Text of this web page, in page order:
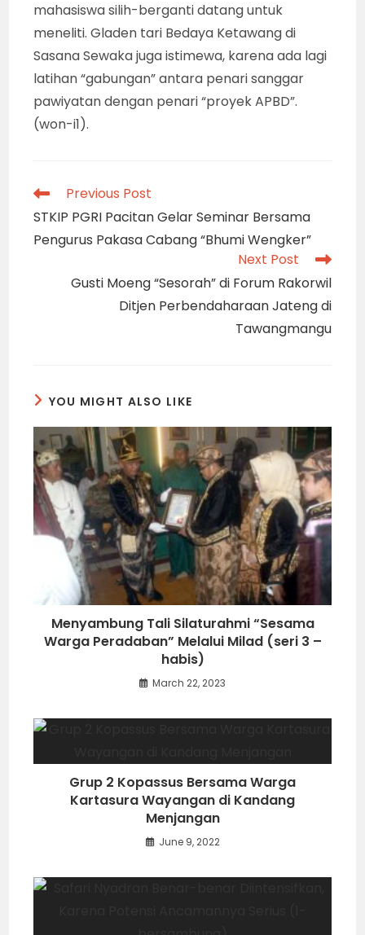
mahasiswa silih-berganti datang untuk
meneliti. Gladen tari Bedaya Ketawang di
Sasana Sewaka juga istimewa, karena ada lagi
latihan “gabungan” antara penari sanggar
pawiyatan dengan penari “proyek APBD”.
(won-i1).
Read
articles
Previous Post
STKIP PGRI Pacitan Gelar Seminar Bersama
Pengurus Pakasa Cabang “Bhumi Wengker”
Next Post
Gusti Moeng “Sesorah” di Forum Rakorwil
Ditjen Perbendaharaan Jateng di
Tawangmangu
YOU MIGHT ALSO LIKE
Menyambung Tali Silaturahmi “Sesama
Warga Peradaban” Melalui Milad (seri 3 –
habis)
March 22, 2023
Grup 2 Kopassus Bersama Warga
Kartasura Wayangan di Kandang
Menjangan
June 9, 2022